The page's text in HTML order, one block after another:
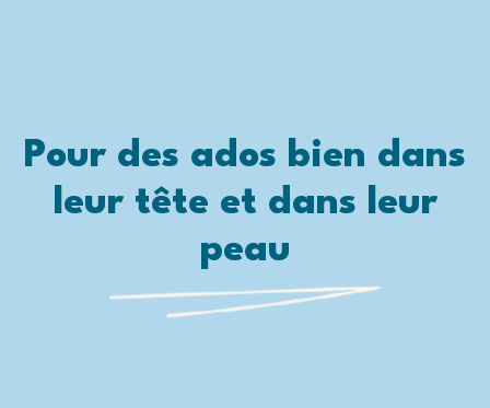
Pour des ados bien dans
leur tête et dans leur
peau